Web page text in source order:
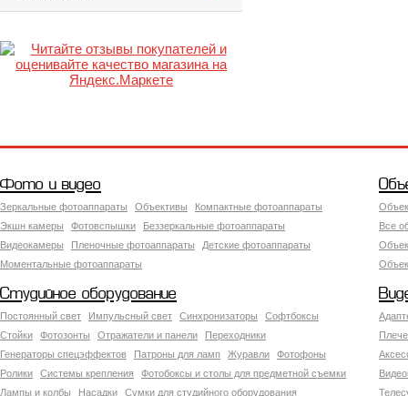
Фото и видео
Зеркальные фотоаппараты Объективы
Компактные фотоаппараты
Экшн камеры
Фотовспышки
Беззеркальные фотоаппараты
Видеокамеры
Пленочные фотоаппараты
Детские фотоаппараты
Моментальные фотоаппараты
Все
Студийное оборудование
Постоянный свет Импульсный свет Синхронизаторы
Софтбоксы
Стойки
Фотозонты Отражатели и панели
Переходники
Генераторы спецэффектов
Патроны для ламп Журавли
Фотофоны
Ролики
Системы крепления
Фотобоксы и столы для предметной съемки
Лампы и колбы
Насадки
Сумки для студийного оборудования